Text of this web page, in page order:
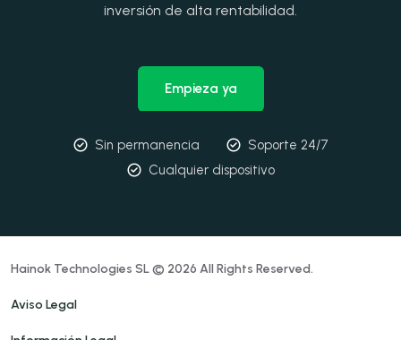
inversión de alta rentabilidad.
Empieza ya
Sin permanencia
Soporte 24/7
Cualquier dispositivo
Hainok Technologies SL © 2026 All Rights Reserved.
Aviso Legal